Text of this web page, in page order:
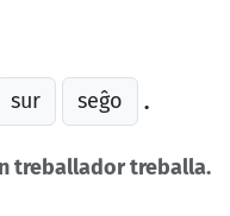
sur seĝo .
treballador treballa.